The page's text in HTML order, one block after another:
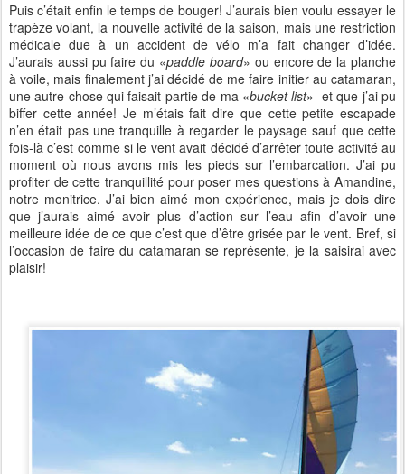
Puis c’était enfin le temps de bouger! J’aurais bien voulu essayer le
trapèze volant, la nouvelle activité de la saison, mais une restriction
médicale due à un accident de vélo m’a fait changer d’idée.
J’aurais aussi pu faire du «paddle board» ou encore de la planche
à voile, mais finalement j’ai décidé de me faire initier au catamaran,
une autre chose qui faisait partie de ma «bucket list» et que j’ai pu
biffer cette année! Je m’étais fait dire que cette petite escapade
n’en était pas une tranquille à regarder le paysage sauf que cette
fois-là c’est comme si le vent avait décidé d’arrêter toute activité au
moment où nous avons mis les pieds sur l’embarcation. J’ai pu
profiter de cette tranquillité pour poser mes questions à Amandine,
notre monitrice. J’ai bien aimé mon expérience, mais je dois dire
que j’aurais aimé avoir plus d’action sur l’eau afin d’avoir une
meilleure idée de ce que c’est que d’être grisée par le vent. Bref, si
l’occasion de faire du catamaran se représente, je la saisirai avec
plaisir!